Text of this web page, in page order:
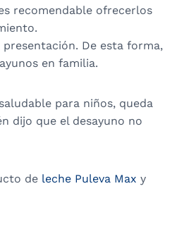
recomendable ofrecerlos
De esta forma,
en familia.
para niños, queda
dijo que el desayuno no
de leche Puleva Max y